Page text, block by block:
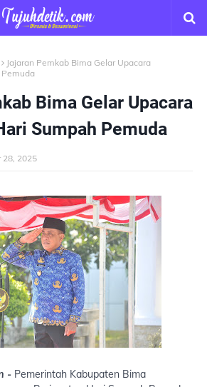
Jajaran Pemkab Bima Gelar Upacara
Bima Gelar Upacara
Sumpah Pemuda
28, 2025
- Pemerintah Kabupaten Bima